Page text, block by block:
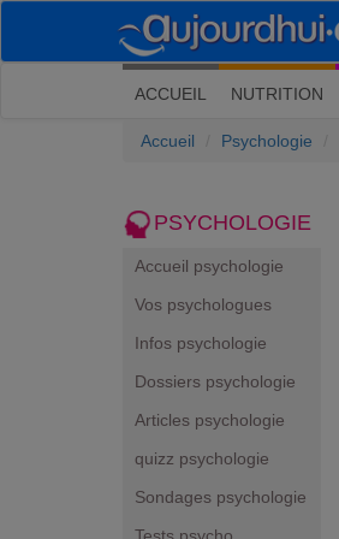
ACCUEIL (current)
NUTRITION
Accueil Psychologie
PSYCHOLOGIE
Accueil psychologie
Vos psychologues
Infos psychologie
Dossiers psychologie
Articles psychologie
quizz psychologie
Sondages psychologie